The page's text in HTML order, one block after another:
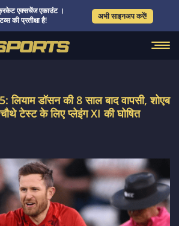
एक्सचेंज एकाउंट ।
की प्रतीक्षा है!
अभी साइनअप करें!
डॉसन की 8 साल बाद वापसी, शोएब
टेस्ट के लिए प्लेइंग XI की घोषित